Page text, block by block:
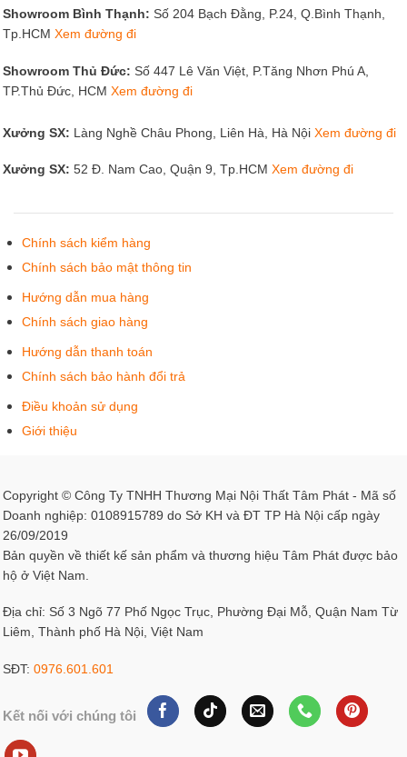
Showroom Bình Thạnh: Số 204 Bạch Đằng, P.24, Q.Bình Thạnh,
Tp.HCM Xem đường đi
Showroom Thủ Đức: Số 447 Lê Văn Việt, P.Tăng Nhơn Phú A,
TP.Thủ Đức, HCM Xem đường đi
Xưởng SX: Làng Nghề Châu Phong, Liên Hà, Hà Nội Xem đường đi
Xưởng SX: 52 Đ. Nam Cao, Quận 9, Tp.HCM Xem đường đi
Chính sách kiểm hàng
Chính sách bảo mật thông tin
Hướng dẫn mua hàng
Chính sách giao hàng
Hướng dẫn thanh toán
Chính sách bảo hành đổi trả
Điều khoản sử dụng
Giới thiệu
Copyright © Công Ty TNHH Thương Mại Nội Thất Tâm Phát - Mã số
Doanh nghiệp: 0108915789 do Sở KH và ĐT TP Hà Nội cấp ngày
26/09/2019
Bản quyền về thiết kế sản phẩm và thương hiệu Tâm Phát được bảo
hộ ở Việt Nam.
Địa chỉ: Số 3 Ngõ 77 Phố Ngọc Trục, Phường Đại Mỗ, Quận Nam Từ
Liêm, Thành phố Hà Nội, Việt Nam
SĐT: 0976.601.601
Kết nối với chúng tôi